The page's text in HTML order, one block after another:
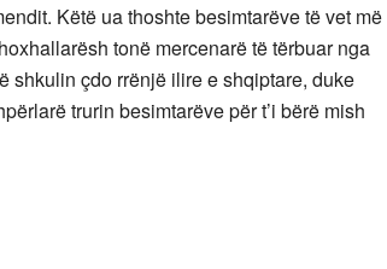
Këtë ua thoshte besimtarëve të vet më
tonë mercenarë të tërbuar nga
shkulin çdo rrënjë ilire e shqiptare, duke
trurin besimtarëve për t’i bërë mish